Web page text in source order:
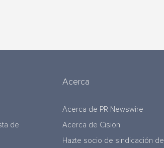
de
Acerca
Acerca de PR Newswire
Acerca de Cision
Hazte socio de sindicación de